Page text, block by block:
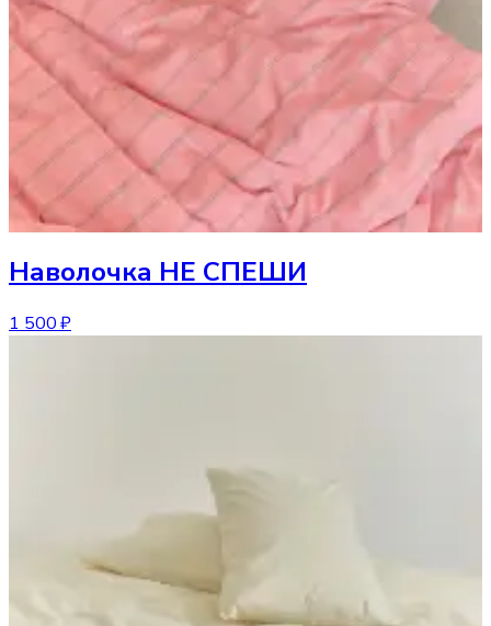
Наволочка НЕ СПЕШИ
1 500 ₽